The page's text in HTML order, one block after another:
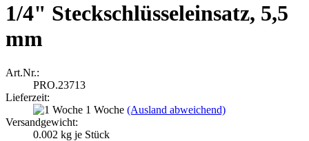
1/4" Steckschlüsseleinsatz, 5,5
mm
Art.Nr.:
PRO.23713
Lieferzeit:
1 Woche (Ausland abweichend)
Versandgewicht:
0.002 kg je Stück